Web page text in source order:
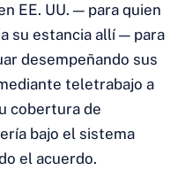
EE. UU. — para quien
su estancia allí — para
desempeñando sus
teletrabajo a
cobertura de
bajo el sistema
el acuerdo.